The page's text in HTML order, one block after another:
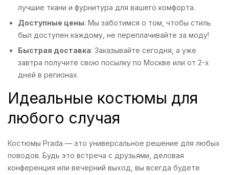
лучшие ткани и фурнитура для вашего комфорта.
Доступные цены: Мы заботимся о том, чтобы стиль
был доступен каждому, не переплачивайте за моду!
Быстрая доставка: Заказывайте сегодня, а уже
завтра получите свою посылку по Москве или от 2-х
дней в регионах.
Идеальные костюмы для
любого случая
Костюмы Prada — это универсальное решение для любых
поводов. Будь это встреча с друзьями, деловая
конференция или вечерний выход, вы всегда будете